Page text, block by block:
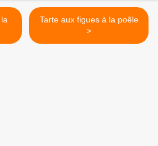
Tarte aux figues à la poêle
>